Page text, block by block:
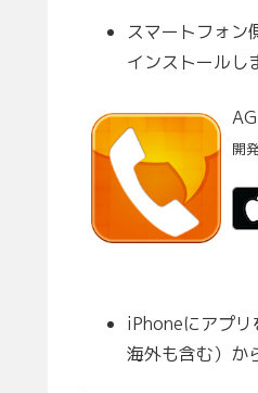
スマートフォン
インストールし
開
iPhoneにアプリ
海外も含む）か